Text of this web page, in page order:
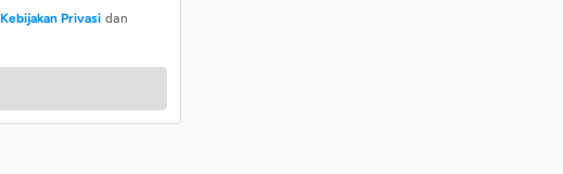
Kebijakan Privasi dan